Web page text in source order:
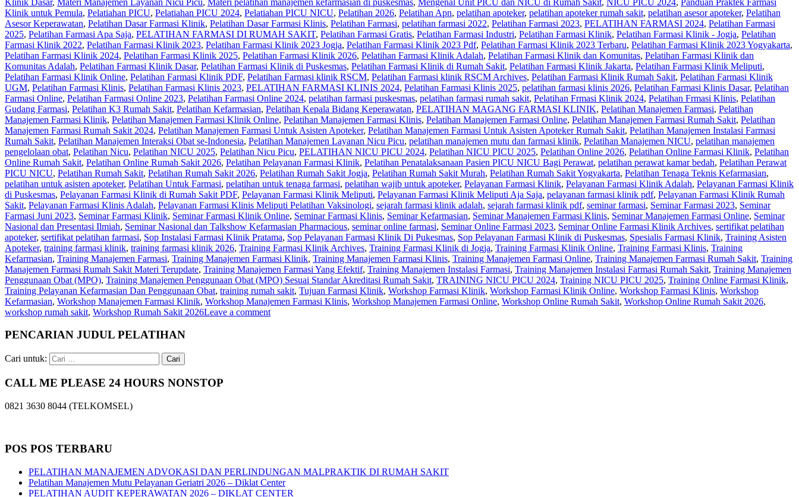
Klinik untuk Pemula, Pelatiahan PICU, Pelatiahan PICU 2024, Pelatiahan PICU NICU, Pelatihan 2026, Pelatihan Apn, pelatihan apoteker, pelatihan apoteker rumah sakit, pelatihan asesor apoteker, Pelatihan
Asesor Keperawatan, Pelatihan Dasar Farmasi Klinik, Pelatihan Dasar Farmasi Klinis, Pelatihan Farmasi, pelatihan farmasi 2022, Pelatihan Farmasi 2023, PELATIHAN FARMASI 2024, Pelatihan Farmasi
2025, Pelatihan Farmasi Apa Saja, PELATIHAN FARMASI DI RUMAH SAKIT, Pelatihan Farmasi Gratis, Pelatihan Farmasi Industri, Pelatihan Farmasi Klinik, Pelatihan Farmasi Klinik - Jogja, Pelatihan
Farmasi Klinik 2022, Pelatihan Farmasi Klinik 2023, Pelatihan Farmasi Klinik 2023 Jogja, Pelatihan Farmasi Klinik 2023 Pdf, Pelatihan Farmasi Klinik 2023 Terbaru, Pelatihan Farmasi Klinik 2023 Yogyakarta,
Pelatihan Farmasi Klinik 2024, Pelatihan Farmasi Klinik 2025, Pelatihan Farmasi Klinik 2026, Pelatihan Farmasi Klinik Adalah, Pelatihan Farmasi Klinik dan Komunitas, Pelatihan Farmasi Klinik dan
Komunitas Adalah, Pelatihan Farmasi Klinik Dasar, Pelatihan Farmasi Klinik di Puskesmas, Pelatihan Farmasi Klinik di Rumah Sakit, Pelatihan Farmasi Klinik Jakarta, Pelatihan Farmasi Klinik Meliputi,
Pelatihan Farmasi Klinik Online, Pelatihan Farmasi Klinik PDF, Pelatihan Farmasi klinik RSCM, Pelatihan Farmasi klinik RSCM Archives, Pelatihan Farmasi Klinik Rumah Sakit, Pelatihan Farmasi Klinik
UGM, Pelatihan Farmasi Klinis, Pelatihan Farmasi Klinis 2023, PELATIHAN FARMASI KLINIS 2024, Pelatihan Farmasi Klinis 2025, pelatihan farmasi klinis 2026, Pelatihan Farmasi Klinis Dasar, Pelatihan
Farmasi Online, Pelatihan Farmasi Online 2023, Pelatihan Farmasi Online 2024, pelatihan farmasi puskesmas, pelatihan farmasi rumah sakit, Pelatihan Frmasi Klinik 2024, Pelatihan Frmasi Klinis, Pelatihan
Gudang Farmasi, Pelatihan K3 Rumah Sakit, Pelatihan Kefarmasian, Pelatihan Kepala Bidang Keperawatan, PELATIHAN MAGANG FARMASI KLINIK, Pelatihan Manajemen Farmasi, Pelatihan
Manajemen Farmasi Klinik, Pelatihan Manajemen Farmasi Klinik Online, Pelatihan Manajemen Farmasi Klinis, Pelatihan Manajemen Farmasi Online, Pelatihan Manajemen Farmasi Rumah Sakit, Pelatihan
Manajemen Farmasi Rumah Sakit 2024, Pelatihan Manajemen Farmasi Untuk Asisten Apoteker, Pelatihan Manajemen Farmasi Untuk Asisten Apoteker Rumah Sakit, Pelatihan Manajemen Instalasi Farmasi
Rumah Sakit, Pelatihan Manajemen Interaksi Obat se-Indonesia, Pelatihan Manajemen Layanan Nicu Picu, pelatihan manajemen mutu dan farmasi klinik, Pelatihan Manajemen NICU, pelatihan manajemen
pengelolaan obat, Pelatihan Nicu, Pelatihan NICU 2025, Pelatihan Nicu Picu, PELATIHAN NICU PICU 2024, Pelatihan NICU PICU 2025, Pelatihan Online 2026, Pelatihan Online Farmasi Klinik, Pelatihan
Online Rumah Sakit, Pelatihan Online Rumah Sakit 2026, Pelatihan Pelayanan Farmasi Klinik, Pelatihan Penatalaksanaan Pasien PICU NICU Bagi Perawat, pelatihan perawat kamar bedah, Pelatihan Perawat
PICU NICU, Pelatihan Rumah Sakit‎, Pelatihan Rumah Sakit 2026, Pelatihan Rumah Sakit Jogja, Pelatihan Rumah Sakit Murah, Pelatihan Rumah Sakit Yogyakarta, Pelatihan Tenaga Teknis Kefarmasian,
pelatihan untuk asisten apoteker, Pelatihan Untuk Farmasi, pelatihan untuk tenaga farmasi, pelatihan wajib untuk apoteker, Pelayanan Farmasi Klinik, Pelayanan Farmasi Klinik Adalah, Pelayanan Farmasi Klinik
di Puskesmas, Pelayanan Farmasi Klinik di Rumah Sakit PDF, Pelayanan Farmasi Klinik Meliputi, Pelayanan Farmasi Klinik Meliputi Aja Saja, pelayanan farmasi klinik pdf, Pelayanan Farmasi Klinik Rumah
Sakit, Pelayanan Farmasi Klinis Adalah, Pelayanan Farmasi Klinis Meliputi Pelatihan Vaksinologi, sejarah farmasi klinik adalah, sejarah farmasi klinik pdf, seminar farmasi, Seminar Farmasi 2023, Seminar
Farmasi Juni 2023, Seminar Farmasi Klinik, Seminar Farmasi Klinik Online, Seminar Farmasi Klinis, Seminar Kefarmasian, Seminar Manajemen Farmasi Klinis, Seminar Manajemen Farmasi Online, Seminar
Nasional dan Presentasi Ilmiah, Seminar Nasional dan Talkshow Kefarmasian Pharmacious, seminar online farmasi, Seminar Online Farmasi 2023, Seminar Online Farmasi Klinik Archives, sertifikat pelatihan
apoteker, sertifikat pelatihan farmasi, Sop Instalasi Farmasi Klinik Pratama, Sop Pelayanan Farmasi Klinik Di Pukesmas, Sop Pelayanan Farmasi Klinik di Puskesmas, Spesialis Farmasi Klinik, Training Asisten
Apoteker, training farmasi klinik, training farmasi klinik 2026, Training Farmasi Klinik Archives, Training Farmasi Klinik di Jogja, Training Farmasi Klinik Online, Training Farmasi Klinis, Training
Kefarmasian, Training Manajemen Farmasi, Training Manajemen Farmasi Klinik, Training Manajemen Farmasi Klinis, Training Manajemen Farmasi Online, Training Manajemen Farmasi Rumah Sakit, Training
Manajemen Farmasi Rumah Sakit Materi Terupdate, Training Manajemen Farmasi Yang Efektif, Training Manajemen Instalasi Farmasi, Training Manajemen Instalasi Farmasi Rumah Sakit, Training Manajemen
Penggunaan Obat (MPO), Training Manajemen Penggunaan Obat (MPO) Sesuai Standar Akreditasi Rumah Sakit, TRAINING NICU PICU 2024, Training NICU PICU 2025, Training Online Farmasi Klinik,
Training Pelayanan Kefarmasian Dan Penggunaan Obat, training rumah sakit, Tujuan Farmasi Klinik, Workshop Farmasi Klinik, Workshop Farmasi Klinik Online, Workshop Farmasi Klinis, Workshop
Kefarmasian, Workshop Manajemen Farmasi Klinik, Workshop Manajemen Farmasi Klinis, Workshop Manajemen Farmasi Online, Workshop Online Rumah Sakit, Workshop Online Rumah Sakit 2026,
workshop rumah sakit, Workshop Rumah Sakit 2026Leave a comment
PENCARIAN JUDUL PELATIHAN
Cari untuk:
CALL ME PLEASE 24 HOURS NONSTOP
0821 3630 8044 (TELKOMSEL)
POS POS TERBARU
PELATIHAN MANAJEMEN ADVOKASI DAN PERLINDUNGAN MALPRAKTIK DI RUMAH SAKIT
Pelatihan Manajemen Mutu Pelayanan Geriatri 2026 – Diklat Center
PELATIHAN AUDIT KEPERAWATAN 2026 – DIKLAT CENTER